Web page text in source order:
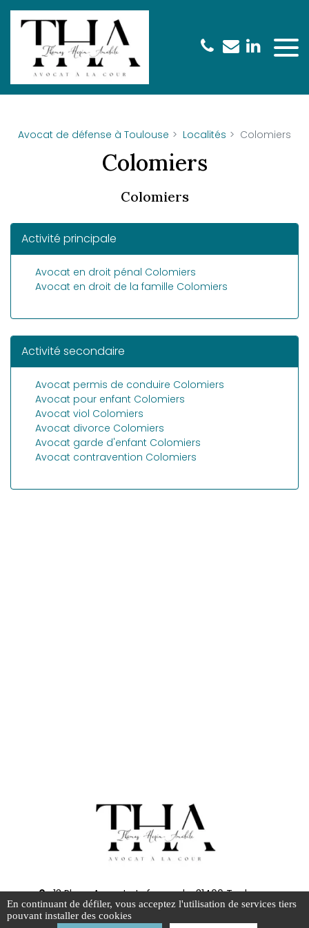
Avocat de défense à Toulouse Localités Colomiers
Colomiers
Colomiers
Activité principale
Avocat en droit pénal Colomiers
Avocat en droit de la famille Colomiers
Activité secondaire
Avocat permis de conduire Colomiers
Avocat pour enfant Colomiers
Avocat viol Colomiers
Avocat divorce Colomiers
Avocat garde d'enfant Colomiers
Avocat contravention Colomiers
13 Place Auguste Lafourcade, 31400 Toulouse
Samedi : Fermé
Panneau de gestion des cookies
En continuant de défiler, vous acceptez l'utilisation de services tiers
pouvant installer des cookies